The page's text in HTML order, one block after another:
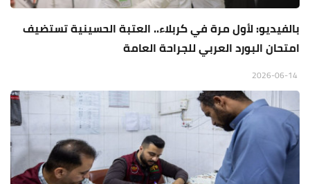
بالفيديو: لأول مرة في كربلاء.. العتبة الحسينية تستضيف
امتحان البورد العربي للجراحة العامة